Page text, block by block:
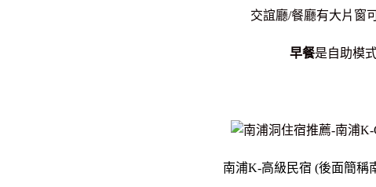
交誼廳/餐廳有大片窗
早餐是自助模
南浦K-高級民宿 (後面簡稱